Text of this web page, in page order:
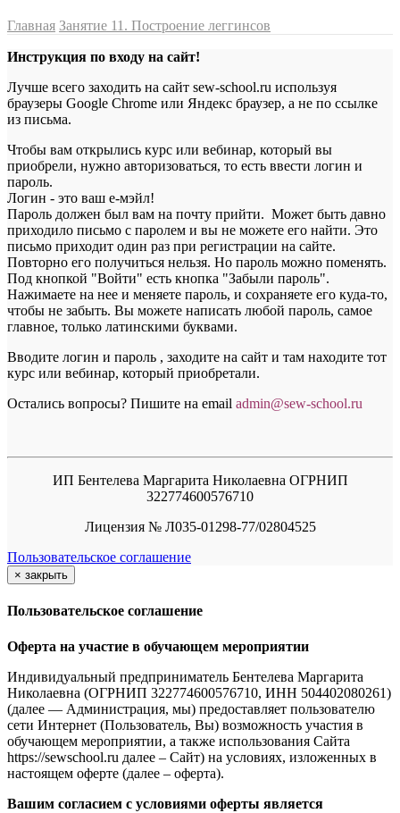
Главная Занятие 11. Построение леггинсов
Инструкция по входу на сайт!
Лучше всего заходить на сайт sew-school.ru используя
браузеры Google Chrome или Яндекс браузер, а не по ссылке
из письма.
Чтобы вам открылись курс или вебинар, который вы
приобрели, нужно авторизоваться, то есть ввести логин и
пароль.
Логин - это ваш е-мэйл!
Пароль должен был вам на почту прийти. Может быть давно
приходило письмо с паролем и вы не можете его найти. Это
письмо приходит один раз при регистрации на сайте.
Повторно его получиться нельзя. Но пароль можно поменять.
Под кнопкой "Войти" есть кнопка "Забыли пароль".
Нажимаете на нее и меняете пароль, и сохраняете его куда-то,
чтобы не забыть. Вы можете написать любой пароль, самое
главное, только латинскими буквами.
Вводите логин и пароль , заходите на сайт и там находите тот
курс или вебинар, который приобретали.
Остались вопросы? Пишите на email admin@sew-school.ru
ИП Бентелева Маргарита Николаевна ОГРНИП
322774600576710
Лицензия № Л035-01298-77/02804525
Пользовательское соглашение
× закрыть
Пользовательское соглашение
Оферта на участие в обучающем мероприятии
Индивидуальный предприниматель Бентелева Маргарита
Николаевна (ОГРНИП 322774600576710, ИНН 504402080261)
(далее — Администрация, мы) предоставляет пользователю
сети Интернет (Пользователь, Вы) возможность участия в
обучающем мероприятии, а также использования Сайта
https://sewschool.ru далее – Сайт) на условиях, изложенных в
настоящем оферте (далее – оферта).
Вашим согласием с условиями оферты является